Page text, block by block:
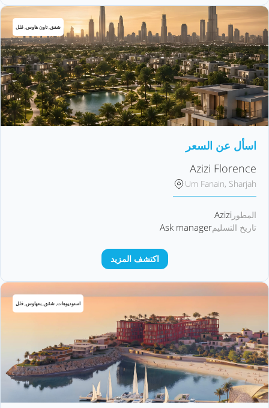
شقق, تاون هاوس, فلل
اسأل عن السعر
Azizi Florence
Um Fanain, Sharjah
المطور Azizi
تاريخ التسليمAsk manager
اكتشف المزيد
استوديوهات, شقق, بنتهاوس, فلل